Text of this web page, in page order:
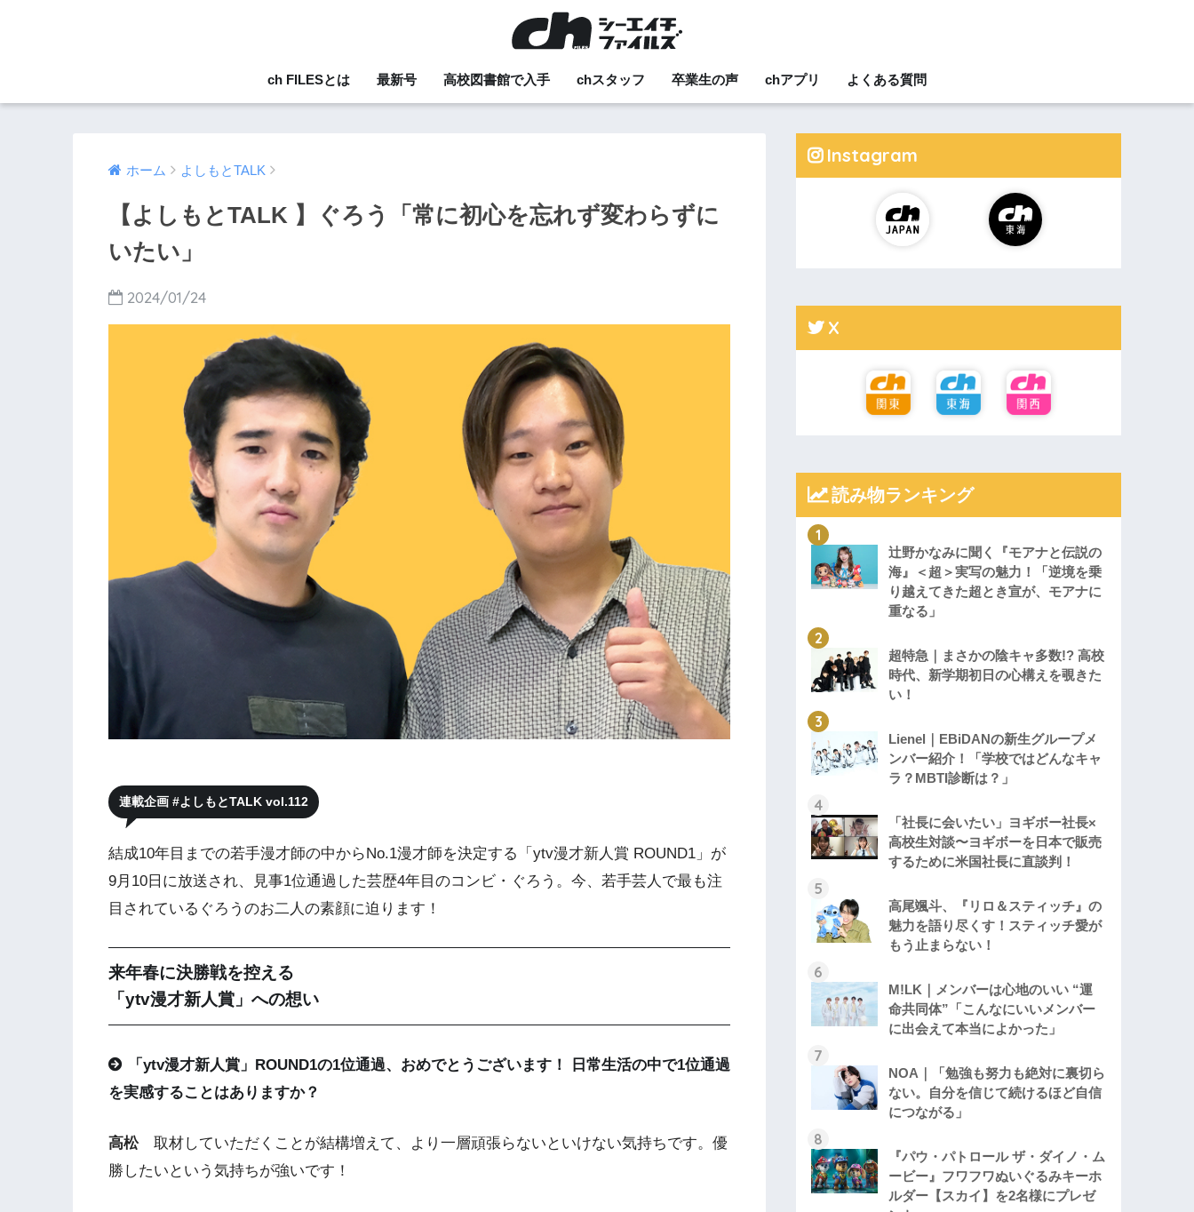
ch FILESとは 最新号 高校図書館で入手 chスタッフ 卒業生の声 chアプリ よくある質問
ホーム よしもとTALK
【よしもとTALK 】ぐろう「常に初心を忘れず変わらずに
いたい」
2024/01/24
連載企画 #よしもとTALK vol.112
結成10年目までの若手漫才師の中からNo.1漫才師を決定する「ytv漫才新人賞 ROUND1」が
9月10日に放送され、見事1位通過した芸歴4年目のコンビ・ぐろう。今、若手芸人で最も注
目されているぐろうのお二人の素顔に迫ります！
来年春に決勝戦を控える
「ytv漫才新人賞」への想い
「ytv漫才新人賞」ROUND1の1位通過、おめでとうございます！ 日常生活の中で1位通過
を実感することはありますか？
高松取材していただくことが結構増えて、より一層頑張らないといけない気持ちです。優
勝したいという気持ちが強いです！
Instagram
X
読み物ランキング
辻野かなみに聞く『モアナと伝説の
海』＜超＞実写の魅力！「逆境を乗
り越えてきた超とき宣が、モアナに
重なる」
超特急｜まさかの陰キャ多数!? 高校
時代、新学期初日の心構えを覗きた
い！
Lienel｜EBiDANの新生グループメ
ンバー紹介！「学校ではどんなキャ
ラ？MBTI診断は？」
「社長に会いたい」ヨギボー社長×
高校生対談〜ヨギボーを日本で販売
するために米国社長に直談判！
高尾颯斗、『リロ＆スティッチ』の
魅力を語り尽くす！スティッチ愛が
もう止まらない！
M!LK｜メンバーは心地のいい “運
命共同体”「こんなにいいメンバー
に出会えて本当によかった」
NOA｜「勉強も努力も絶対に裏切ら
ない。自分を信じて続けるほど自信
につながる」
『パウ・パトロール ザ・ダイノ・ム
ービー』フワフワぬいぐるみキーホ
ルダー【スカイ】を2名様にプレゼ